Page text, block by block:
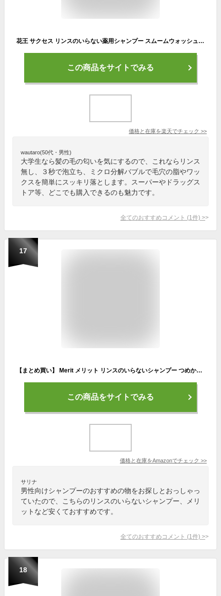
花王 サクセス リンスのいらない薬用シャンプー スムームウォッシュ エクストラクール 本体 400ml
この商品をサイトでみる
価格と在庫を楽天でチェック >>
wautaro(50代・男性)
大学生なら髪の毛の匂いを気にするので、これならリンス
無し、３秒で泡立ち、ミクロ分解バブルで毛穴の脂やワッ
クスを簡単にスッキリ落とします。スーパーやドラッグス
トア等、どこでも購入できるのも魅力です。
全てのおすすめコメント (1 件) >
17
【まとめ買い】 Merit メリット リンスのいらないシャンプー つめかえ用 340ml×2個 [医薬部外品]
この商品をサイトでみる
価格と在庫をAmazonでチェック >>
サリナ
男性向けシャンプーのおすすめの物をお探しとおっしゃっ
ていたので、こちらのリンスのいらないシャンプー、メリ
ットなど安くておすすめです。
全てのおすすめコメント (1 件) >
18